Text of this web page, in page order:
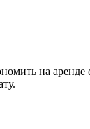
на аренде